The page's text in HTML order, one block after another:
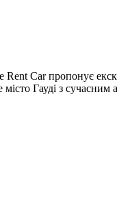
Car пропонує
Гауді з